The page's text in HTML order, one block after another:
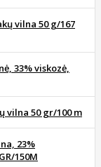
vilna 50 g/167
33% viskozė,
vilna 50 gr/100 m
23%
150M